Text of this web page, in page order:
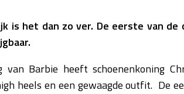
is het dan zo ver. De eerste van de
Barbie heeft schoenenkoning
heels en een gewaagde outfit. De